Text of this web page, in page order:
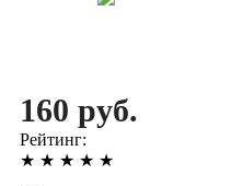
160 руб.
Рейтинг:
★ ★ ★ ★ ★